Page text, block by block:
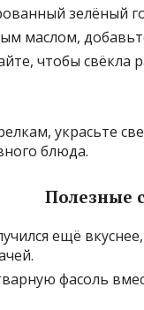
зелёный
маслом,
чтобы свёкла
украсьте
блюда.
Полезные
ещё
фасоль